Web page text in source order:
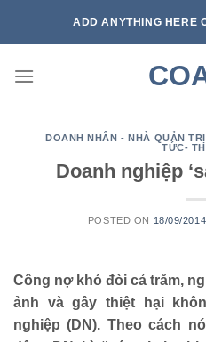
ADD ANYTHING HERE
DOANH NHÂN - NHÀ QUẢN TRỊ
TỨC-
Doanh nghiệp
POSTED ON 18/09/2014
Công nợ khó đòi cả trăm,
ảnh và gây thiệt hại
nghiệp (DN). Theo cách